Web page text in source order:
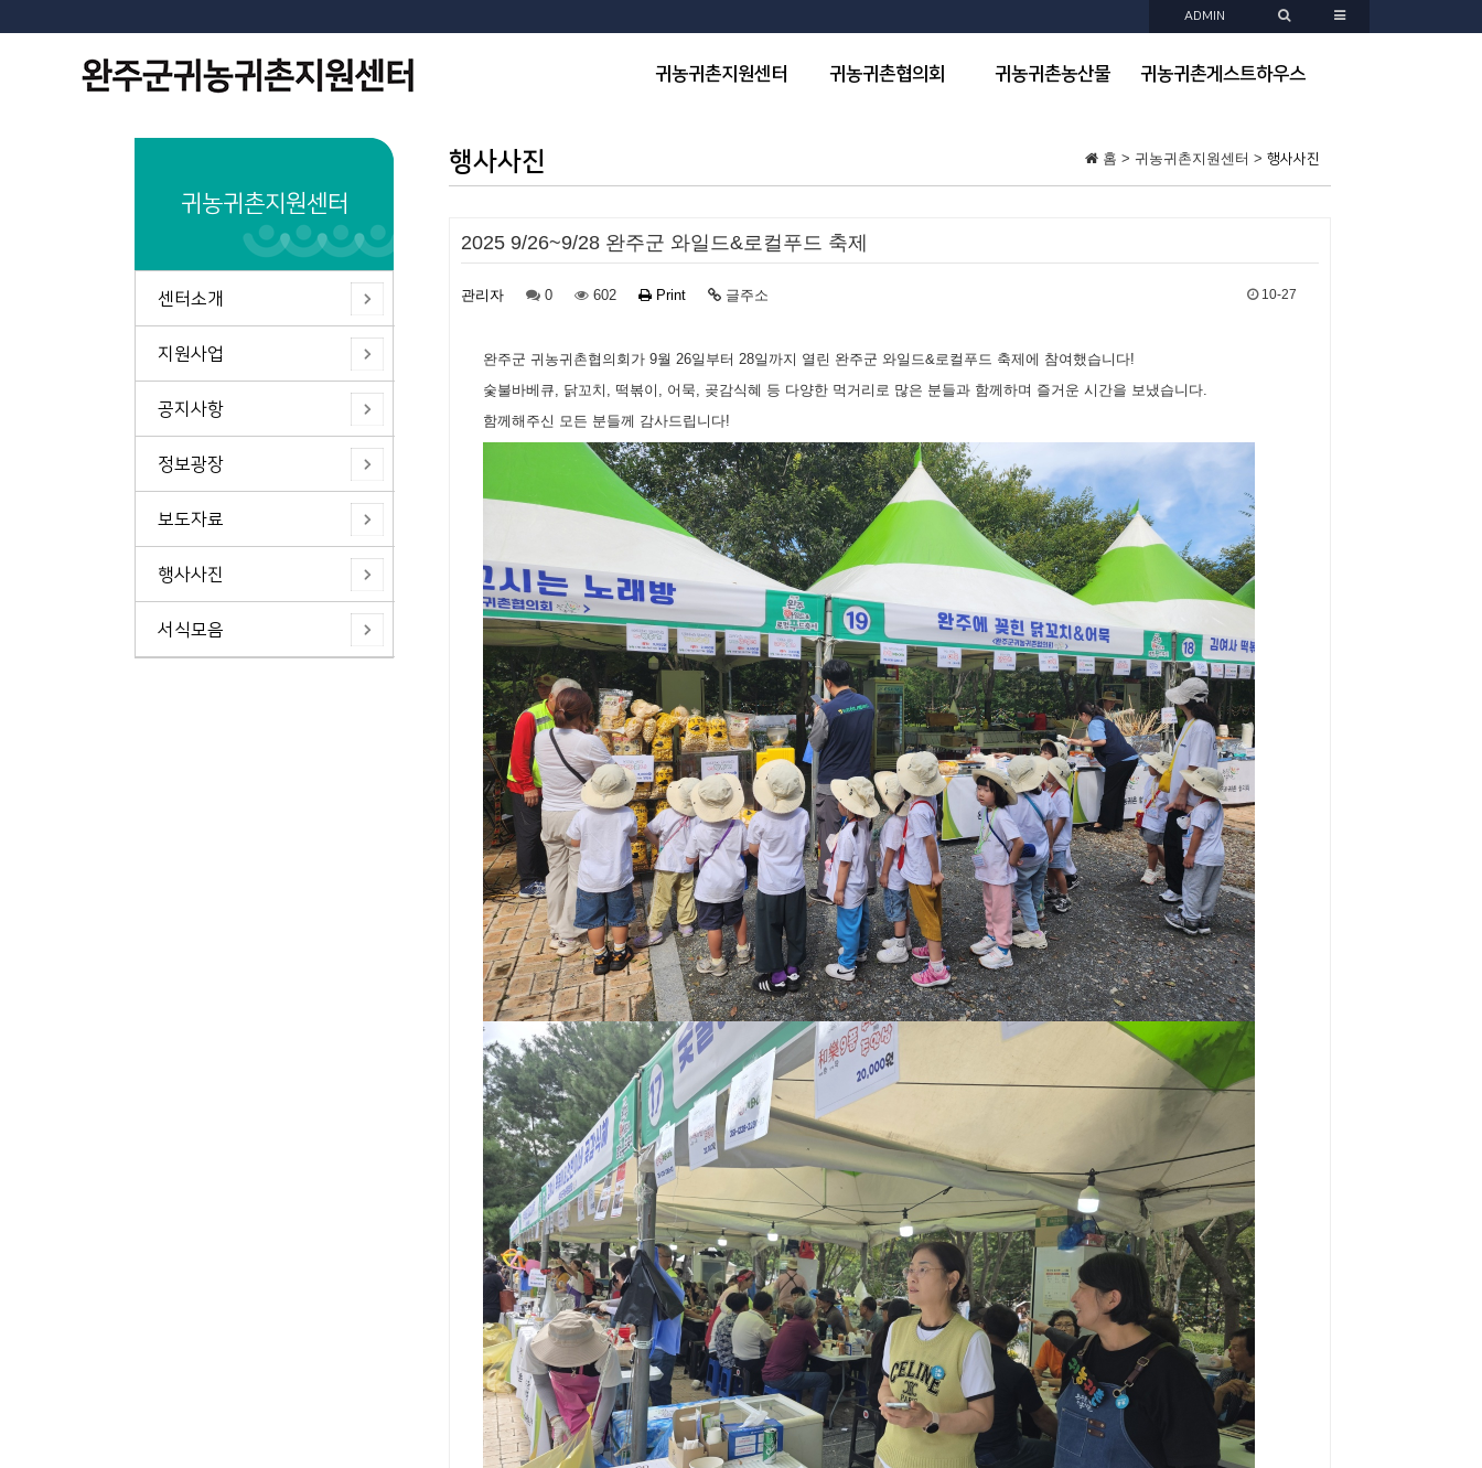
ADMIN
귀농귀촌지원센터 귀농귀촌협의회 귀농귀촌농산물 귀농귀촌게스트하우스
귀농귀촌지원센터
센터소개
지원사업
공지사항
정보광장
보도자료
행사사진
서식모음
행사사진 홈 > 귀농귀촌지원센터 > 행사사진
2025 9/26~9/28 완주군 와일드&로컬푸드 축제
관리자 0 602 Print 글주소 10-27
완주군 귀농귀촌협의회가 9월 26일부터 28일까지 열린 완주군 와일드&로컬푸드 축제에 참여했습니다!
숯불바베큐, 닭꼬치, 떡볶이, 어묵, 곶감식혜 등 다양한 먹거리로 많은 분들과 함께하며 즐거운 시간을 보냈습니다.
함께해주신 모든 분들께 감사드립니다!